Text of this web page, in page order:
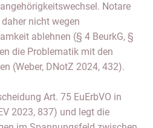
Notare
nicht wegen
ablehnen (§ 4 BeurkG, §
die Problematik mit den
(Weber, DNotZ 2024, 432).
Art. 75 EuErbVO in
2023, 837) und legt die